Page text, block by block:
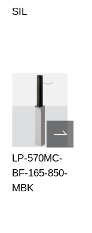
SIL
LP-570MC-
BF-165-850-
MBK